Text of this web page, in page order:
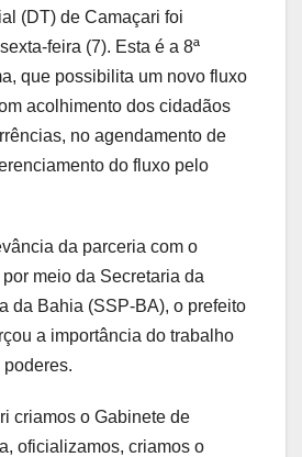
(DT) de Camaçari foi
feira (7). Esta é a 8ª
que possibilita um novo fluxo
acolhimento dos cidadãos
no agendamento de
do fluxo pelo
da parceria com o
meio da Secretaria da
da Bahia (SSP-BA), o prefeito
a importância do trabalho
criamos o Gabinete de
oficializamos, criamos o